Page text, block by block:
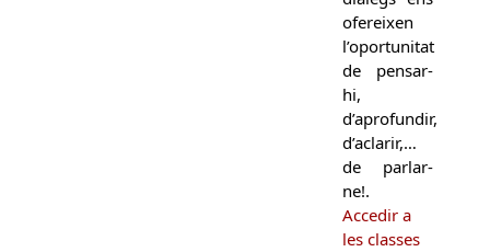
ofereixen
l’oportunitat
de pensar-
hi,
d’aprofundir,
d’aclarir,…
de parlar-
ne!.
Accedir a
les classes